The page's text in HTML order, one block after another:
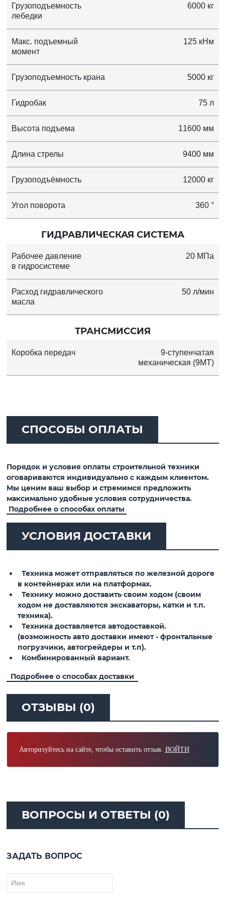
Грузоподъемность
лебедки
6000 кг
Макс. подъемный
момент
125 кНм
Грузоподъемность крана 5000 кг
Гидробак 75 л
Высота подъема 11600 мм
Длина стрелы 9400 мм
Грузоподъёмность 12000 кг
Угол поворота 360 °
ГИДРАВЛИЧЕСКАЯ СИСТЕМА
Рабочее давление
в гидросистеме
20 МПа
Расход гидравлического
масла
50 л/мин
ТРАНСМИССИЯ
Коробка передач
9-ступенчатая
механическая (9MT)
СПОСОБЫ ОПЛАТЫ
Порядок и условия оплаты строительной техники
оговариваются индивидуально с каждым клиентом.
Мы ценим ваш выбор и стремимся предложить
максимально удобные условия сотрудничества.
Подробнее о способах оплаты
УСЛОВИЯ ДОСТАВКИ
Техника может отправляться по железной дороге
в контейнерах или на платформах.
Технику можно доставить своим ходом (своим
ходом не доставляются экскаваторы, катки и т.п.
техника).
Техника доставляется автодоставкой.
(возможность авто доставки имеют - фронтальные
погрузчики, автогрейдеры и т.п).
Комбинированный вариант.
Подробнее о способах доставки
ОТЗЫВЫ (0)
Авторизуйтесь на сайте, чтобы оставить отзыв. ВОЙТИ
ВОПРОСЫ И ОТВЕТЫ (0)
ЗАДАТЬ ВОПРОС